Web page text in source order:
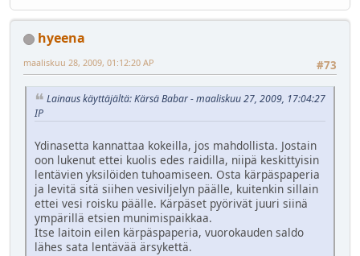
hyeena
#73
maaliskuu 28, 2009, 01:12:20 AP
Lainaus käyttäjältä: Kärsä Babar - maaliskuu 27, 2009, 17:04:27
IP
Ydinasetta kannattaa kokeilla, jos mahdollista. Jostain
oon lukenut ettei kuolis edes raidilla, niipä keskittyisin
lentävien yksilöiden tuhoamiseen. Osta kärpäspaperia
ja levitä sitä siihen vesiviljelyn päälle, kuitenkin sillain
ettei vesi roisku päälle. Kärpäset pyörivät juuri siinä
ympärillä etsien munimispaikkaa.
Itse laitoin eilen kärpäspaperia, vuorokauden saldo
lähes sata lentävää ärsykettä.